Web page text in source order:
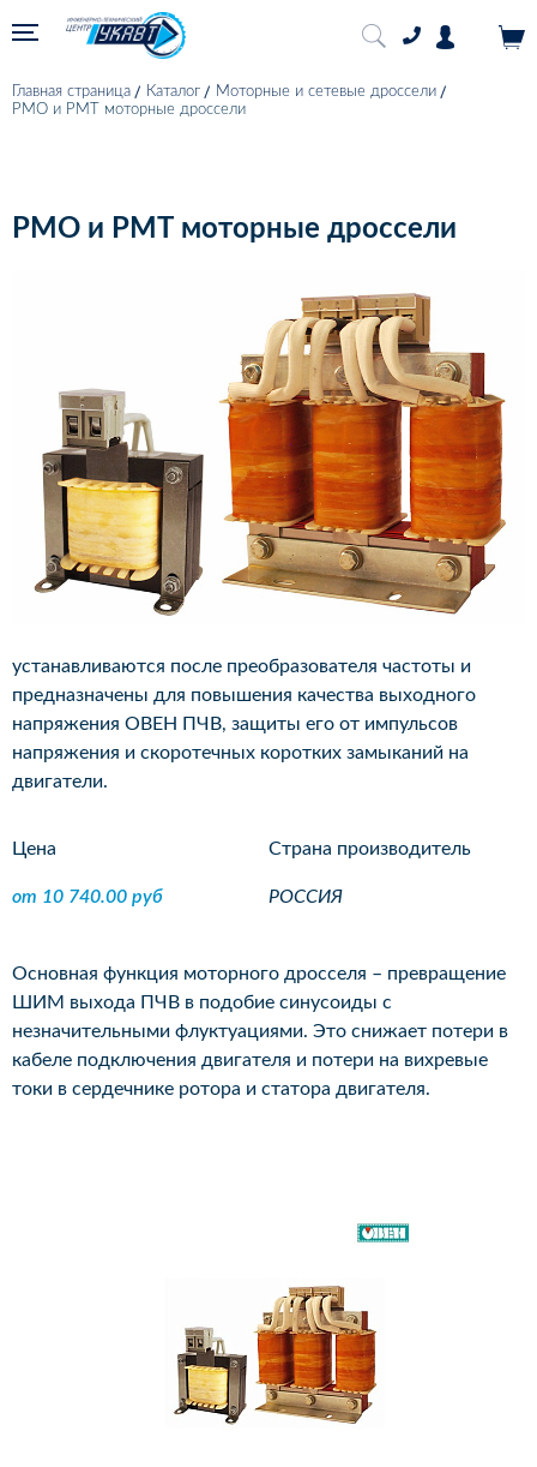
Главная страница Каталог
Моторные и сетевые дроссели
РМО и РМТ моторные дроссели
РМО и РМТ моторные дроссели
устанавливаются после преобразователя частоты и
предназначены для повышения качества выходного
напряжения ОВЕН ПЧВ, защиты его от импульсов
напряжения и скоротечных коротких замыканий на
двигатели.
Цена
от 10 740.00 руб
Страна производитель
РОССИЯ
Основная функция моторного дросселя – превращение
ШИМ выхода ПЧВ в подобие синусоиды с
незначительными флуктуациями. Это снижает потери в
кабеле подключения двигателя и потери на вихревые
токи в сердечнике ротора и статора двигателя.